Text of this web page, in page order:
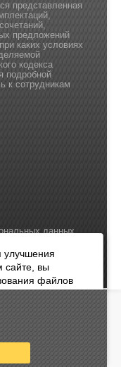
представленная
предложений
каких условиях
кодекса
подробной
к сотрудникам
данных
сайте, вы
файлов
Положениями
файлов